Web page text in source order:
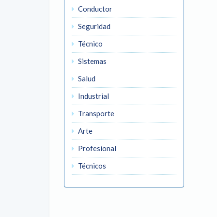
Conductor
Seguridad
Técnico
Sistemas
Salud
Industrial
Transporte
Arte
Profesional
Técnicos